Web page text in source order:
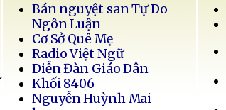
Bán nguyệt san Tự Do
Ngôn Luận
Cơ Sở Quê Mẹ
Radio Việt Ngữ
Diễn Đàn Giáo Dân
Khối 8406
Nguyễn Huỳnh Mai